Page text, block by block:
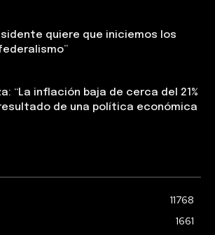
quiere que iniciemos los
“La inflación baja de cerca del 21%
resultado de una política económica
11768
1661